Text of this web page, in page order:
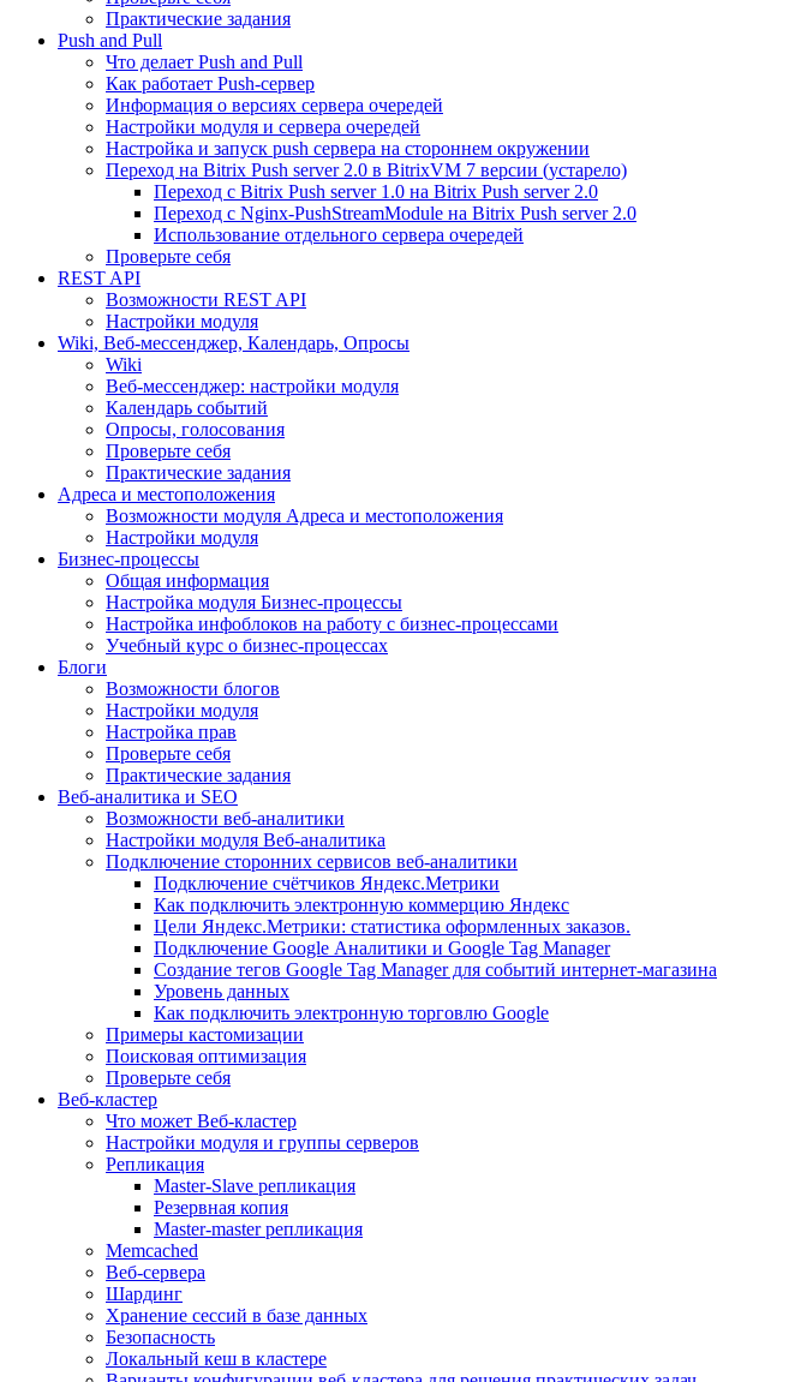
Практические задания
Push and Pull
Что делает Push and Pull
Как работает Push-сервер
Информация о версиях сервера очередей
Настройки модуля и сервера очередей
Настройка и запуск push сервера на стороннем окружении
Переход на Bitrix Push server 2.0 в BitrixVM 7 версии (устарело)
Переход с Bitrix Push server 1.0 на Bitrix Push server 2.0
Переход с Nginx-PushStreamModule на Bitrix Push server 2.0
Использование отдельного сервера очередей
Проверьте себя
REST API
Возможности REST API
Настройки модуля
Wiki, Веб-мессенджер, Календарь, Опросы
Wiki
Веб-мессенджер: настройки модуля
Календарь событий
Опросы, голосования
Проверьте себя
Практические задания
Адреса и местоположения
Возможности модуля Адреса и местоположения
Настройки модуля
Бизнес-процессы
Общая информация
Настройка модуля Бизнес-процессы
Настройка инфоблоков на работу с бизнес-процессами
Учебный курс о бизнес-процессах
Блоги
Возможности блогов
Настройки модуля
Настройка прав
Проверьте себя
Практические задания
Веб-аналитика и SEO
Возможности веб-аналитики
Настройки модуля Веб-аналитика
Подключение сторонних сервисов веб-аналитики
Подключение счётчиков Яндекс.Метрики
Как подключить электронную коммерцию Яндекс
Цели Яндекс.Метрики: статистика оформленных заказов.
Подключение Google Аналитики и Google Tag Manager
Создание тегов Google Tag Manager для событий интернет-магазина
Уровень данных
Как подключить электронную торговлю Google
Примеры кастомизации
Поисковая оптимизация
Проверьте себя
Веб-кластер
Что может Веб-кластер
Настройки модуля и группы серверов
Репликация
Master-Slave репликация
Резервная копия
Master-master репликация
Memcached
Веб-сервера
Шардинг
Хранение сессий в базе данных
Безопасность
Локальный кеш в кластере